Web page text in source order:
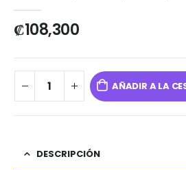
₡108,300
AÑADIR A LA
DESCRIPCIÓN